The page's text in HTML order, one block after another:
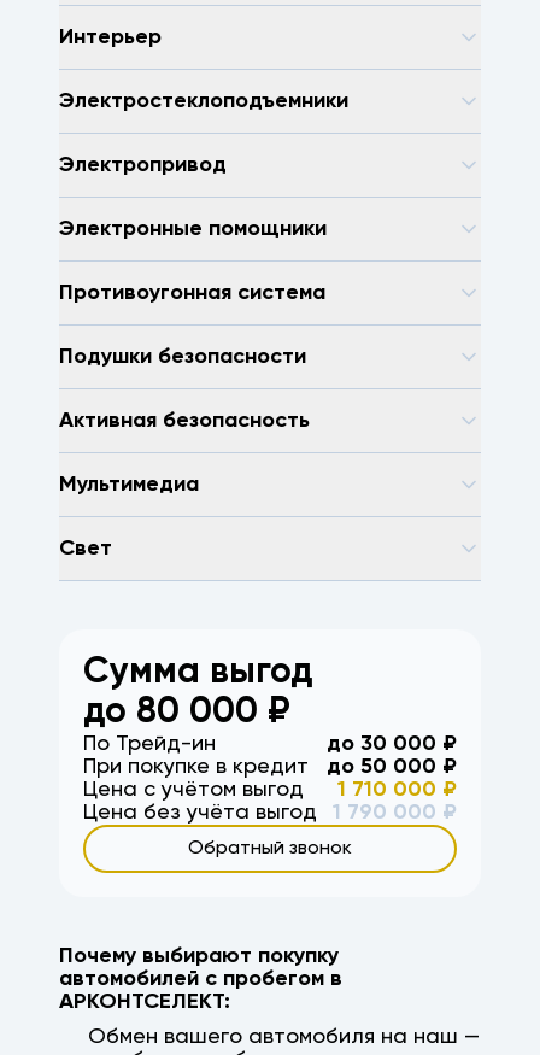
Интерьер
Электростеклоподъемники
Электропривод
Электронные помощники
Противоугонная система
Подушки безопасности
Активная безопасность
Мультимедиа
Свет
Сумма выгод
до 80 000 ₽
По Трейд-ин до 30 000 ₽
При покупке в кредит
до 50 000 ₽
Цена с учётом выгод
1 710 000 ₽
Цена без учёта выгод
1 790 000 ₽
Обратный звонок
Почему выбирают покупку
автомобилей с пробегом в
АРКОНТСЕЛЕКТ:
Обмен вашего автомобиля на наш —